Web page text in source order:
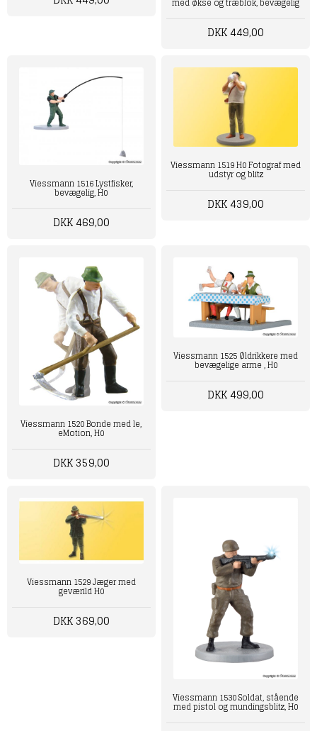
med økse og træblok, bevægelig
DKK 449,00
Viessmann 1516 Lystfisker,
bevægelig, H0
DKK 469,00
Viessmann ‎1519‎‎ H0 Fotograf med
udstyr og blitz
DKK 439,00
Viessmann 1520 Bonde med le,
eMotion, H0
DKK 359,00
Viessmann 1525 Øldrikkere med
bevægelige arme , H0
DKK 499,00
Viessmann 1529 Jæger med
geværild H0
DKK 369,00
Viessmann 1530 Soldat, stående
med pistol og mundingsblitz, H0